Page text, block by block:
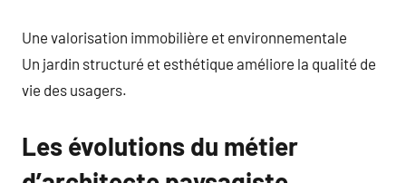
Une valorisation immobilière et environnementale
Un jardin structuré et esthétique améliore la qualité de
vie des usagers.
Les évolutions du métier